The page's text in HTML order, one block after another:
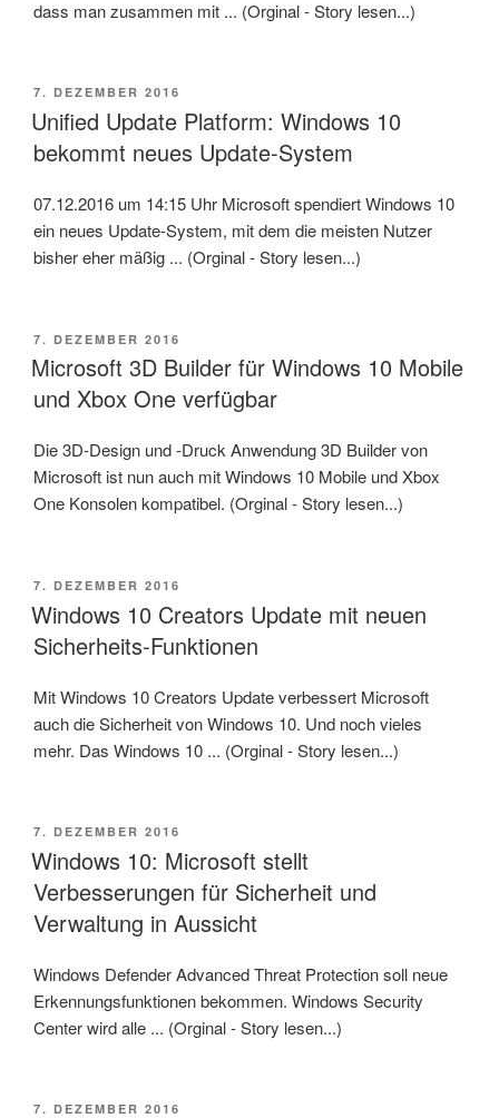
dass man zusammen mit ... (Orginal - Story lesen...)
VERÖFFENTLICHT
AM
7. DEZEMBER 2016
Unified Update Platform: Windows 10
bekommt neues Update-System
07.12.2016 um 14:15 Uhr Microsoft spendiert Windows 10
ein neues Update-System, mit dem die meisten Nutzer
bisher eher mäßig ... (Orginal - Story lesen...)
VERÖFFENTLICHT
AM
7. DEZEMBER 2016
Microsoft 3D Builder für Windows 10 Mobile
und Xbox One verfügbar
Die 3D-Design und -Druck Anwendung 3D Builder von
Microsoft ist nun auch mit Windows 10 Mobile und Xbox
One Konsolen kompatibel. (Orginal - Story lesen...)
VERÖFFENTLICHT
AM
7. DEZEMBER 2016
Windows 10 Creators Update mit neuen
Sicherheits-Funktionen
Mit Windows 10 Creators Update verbessert Microsoft
auch die Sicherheit von Windows 10. Und noch vieles
mehr. Das Windows 10 ... (Orginal - Story lesen...)
VERÖFFENTLICHT
AM
7. DEZEMBER 2016
Windows 10: Microsoft stellt
Verbesserungen für Sicherheit und
Verwaltung in Aussicht
Windows Defender Advanced Threat Protection soll neue
Erkennungsfunktionen bekommen. Windows Security
Center wird alle ... (Orginal - Story lesen...)
VERÖFFENTLICHT
7. DEZEMBER 2016